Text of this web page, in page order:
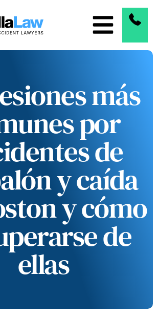
más
por
de
y caída
y cómo
de
ellas